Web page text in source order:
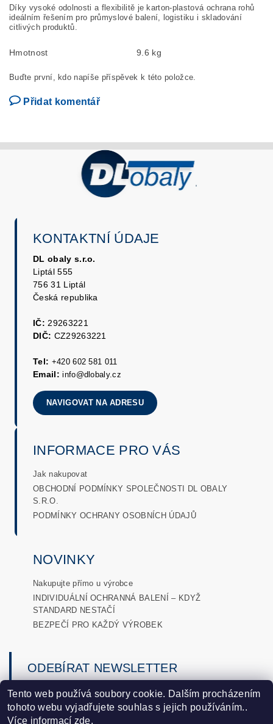
Díky vysoké odolnosti a flexibilitě je karton-plastová ochrana rohů
ideálním řešením pro průmyslové balení, logistiku i skladování
citlivých produktů.
Hmotnost 9.6 kg
Buďte první, kdo napíše příspěvek k této položce.
Přidat komentář
KONTAKTNÍ ÚDAJE
DL obaly s.r.o.
Liptál 555
756 31 Liptál
Česká republika
IČ: 29263221
DIČ: CZ29263221
Tel: +420 602 581 011
Email: info@dlobaly.cz
NAVIGOVAT NA ADRESU
INFORMACE PRO VÁS
Jak nakupovat
OBCHODNÍ PODMÍNKY SPOLEČNOSTI DL OBALY
S.R.O.
PODMÍNKY OCHRANY OSOBNÍCH ÚDAJŮ
NOVINKY
Nakupujte přímo u výrobce
INDIVIDUÁLNÍ OCHRANNÁ BALENÍ – KDYŽ
STANDARD NESTAČÍ
BEZPEČÍ PRO KAŽDÝ VÝROBEK
ODEBÍRAT NEWSLETTER
→
Vložením e-mailu souhlasíte s podmínkami ochrany osobních
Tento web používá soubory cookie. Dalším procházením
tohoto webu vyjadřujete souhlas s jejich používáním..
Více informací zde.